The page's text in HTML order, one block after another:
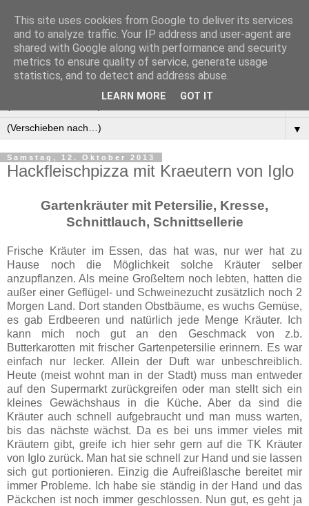
Manus Testwelt, alles
außer langweilig
▼
Samstag, 12. Oktober 2013
Hackfleischpizza mit Kraeutern von Iglo
Gartenkräuter mit Petersilie, Kresse,
Schnittlauch, Schnittsellerie
Frische Kräuter im Essen, das hat was, nur wer hat zu
Hause noch die Möglichkeit solche Kräuter selber
anzupflanzen. Als meine Großeltern noch lebten, hatten die
außer einer Geflügel- und Schweinezucht zusätzlich noch 2
Morgen Land. Dort standen Obstbäume, es wuchs Gemüse,
es gab Erdbeeren und natürlich jede Menge Kräuter. Ich
kann mich noch gut an den Geschmack von z.b.
Butterkarotten mit frischer Gartenpetersilie erinnern. Es war
einfach nur lecker. Allein der Duft war unbeschreiblich.
Heute (meist wohnt man in der Stadt) muss man entweder
auf den Supermarkt zurückgreifen oder man stellt sich ein
kleines Gewächshaus in die Küche. Aber da sind die
Kräuter auch schnell aufgebraucht und man muss warten,
bis das nächste wächst.
Da es bei uns immer vieles mit
Kräutern gibt, greife ich hier sehr gern auf die TK Kräuter
von Iglo zurück. Man hat sie schnell zur Hand und sie lassen
sich gut portionieren. Einzig die Aufreißlasche bereitet mir
immer Probleme. Ich habe sie ständig in der Hand und das
Päckchen ist noch immer geschlossen. Nun gut, es ­geht ja
This site uses cookies from Google to deliver its services
and to analyze traffic. Your IP address and user-agent are
shared with Google along with performance and security
metrics to ensure quality of service, generate usage
statistics, and to detect and address abuse.
LEARN MORE GOT IT